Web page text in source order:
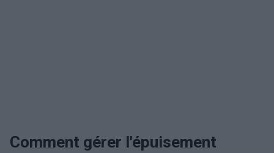
Comment gérer l'épuisement